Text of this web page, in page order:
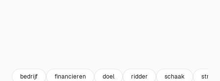
bedrijf financieren doel ridder schaak